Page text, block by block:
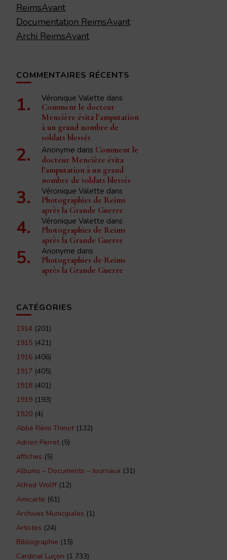
ReimsAvant
Documentation ReimsAvant
Archi ReimsAvant
COMMENTAIRES RÉCENTS
Véronique Valette dans
Comment le docteur
Mencière évita l’amputation
à un grand nombre de
soldats blessés
Anonyme dans Comment le
docteur Mencière évita
l’amputation à un grand
nombre de soldats blessés
Véronique Valette dans
Photographies de Reims
après la Grande Guerre
Véronique Valette dans
Photographies de Reims
après la Grande Guerre
Anonyme dans
Photographies de Reims
après la Grande Guerre
CATÉGORIES
1914 (201)
1915 (421)
1916 (406)
1917 (405)
1918 (401)
1919 (193)
1920 (4)
Abbé Rémi Thinot(132)
Adrien Perret(5)
affiches (5)
Albums – Documents – Journaux (31)
Alfred Wolff (12)
Amicarte (61)
Archives Municipales (1)
Artistes (24)
Bibliographie (15)
Cardinal Luçon (1 733)